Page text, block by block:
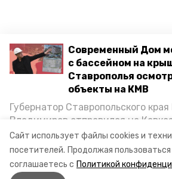
Сайт использует файлы cookies и
посетителей. Продолжая
соглашаетесь с Политикой
Современный Дом
с бассейном на
Ставрополья
объекты на КМВ
Губернатор Ставропольского
Владимиров отправился на
Минеральные Воды, чтобы
строительство объектов в
Минводах, а также выслушать
постройке новых точек
Новости
Документы